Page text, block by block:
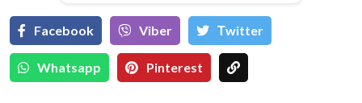
Facebook Viber Тwitter
Whatsapp Pinterest